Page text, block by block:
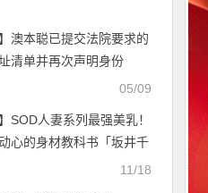
澳本聪已提交法院要求的
清单并再次声明身份
05/09
SOD人妻系列最强美乳！
心的身材教科书「坂井千
11/18